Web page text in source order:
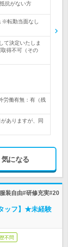
抗がない方
※転勤当面なし
て決定いたしま
得不可（その
労働有無：有（残
ありますが、同
気になる
装自由#研修充実#20
ッフ】★未経験
不問